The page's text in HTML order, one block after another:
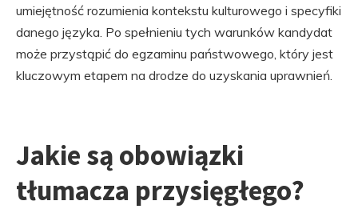
umiejętność rozumienia kontekstu kulturowego i specyfiki
danego języka. Po spełnieniu tych warunków kandydat
może przystąpić do egzaminu państwowego, który jest
kluczowym etapem na drodze do uzyskania uprawnień.
Jakie są obowiązki
tłumacza przysięgłego?